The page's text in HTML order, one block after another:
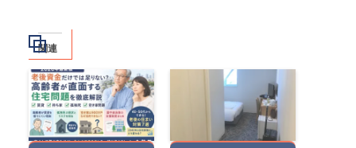
関連